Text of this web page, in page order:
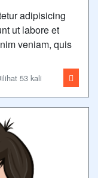
adipisicing
ut labore et
veniam, quis
53 kali